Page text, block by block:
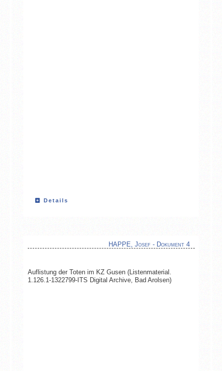
Details
HAPPE, Josef - Dokument 4
Auflistung der Toten im KZ Gusen (Listenmaterial.
1.126.1-1322799-ITS Digital Archive, Bad Arolsen)